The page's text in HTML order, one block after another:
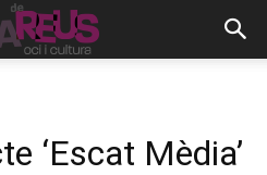
‘Escat Mèdia’